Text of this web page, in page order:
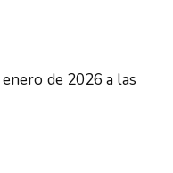
de 2026 a las